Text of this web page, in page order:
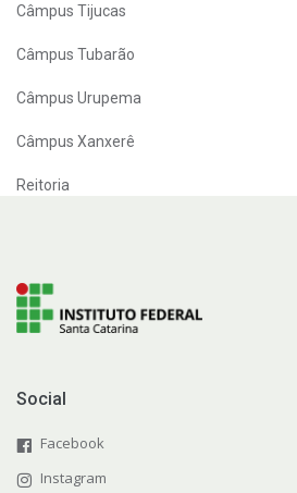
Câmpus Tijucas
Câmpus Tubarão
Câmpus Urupema
Câmpus Xanxerê
Reitoria
Social
Facebook
Instagram